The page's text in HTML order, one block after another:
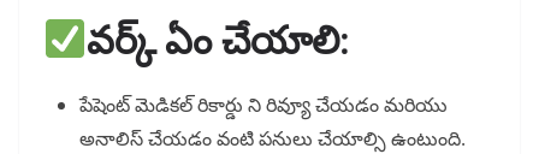
వర్క్ ఏం చేయాలి:
పేషెంట్ మెడికల్ రికార్డు ని రివ్యూ చేయడం మరియు
అనాలిస్ చేయడం వంటి పనులు చేయాల్సి ఉంటుంది.